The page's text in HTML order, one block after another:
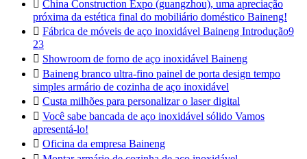
China Construction Expo (guangzhou), uma apreciação
próxima da estética final do mobiliário doméstico Baineng!
 Fábrica de móveis de aço inoxidável Baineng Introdução9
23
 Showroom de forno de aço inoxidável Baineng
 Baineng branco ultra-fino painel de porta design tempo
simples armário de cozinha de aço inoxidável
 Custa milhões para personalizar o laser digital
 Você sabe bancada de aço inoxidável sólido Vamos
apresentá-lo!
 Oficina da empresa Baineng